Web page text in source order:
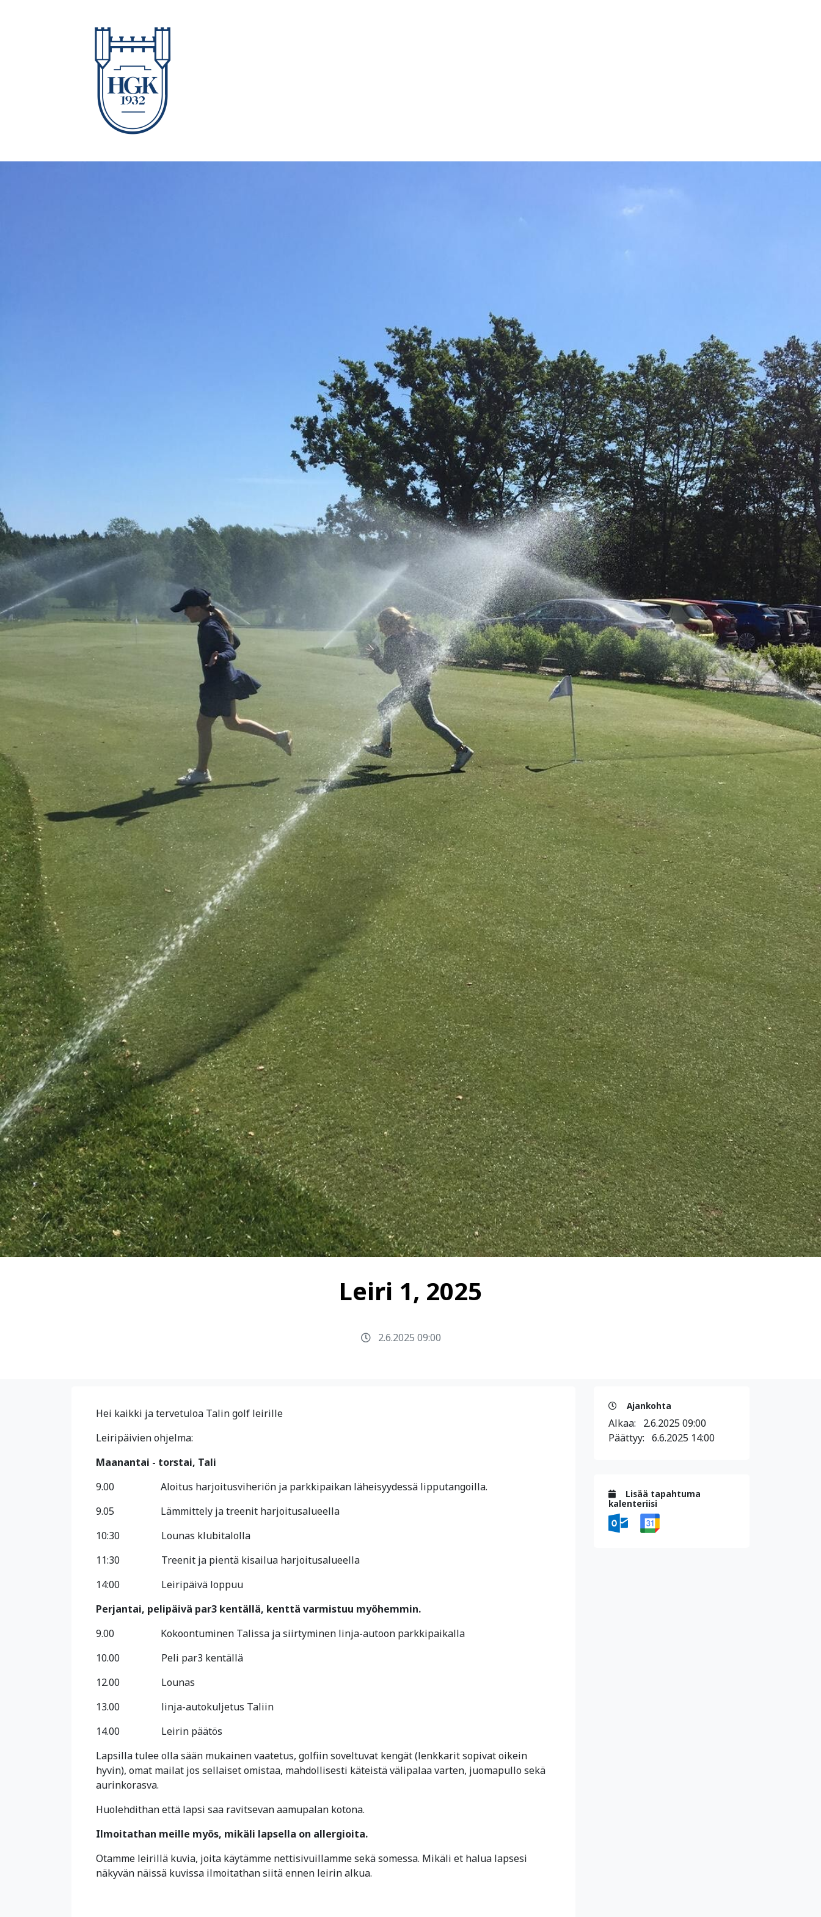
Leiri 1, 2025
2.6.2025 09:00
Hei kaikki ja tervetuloa Talin golf leirille
Leiripäivien ohjelma:
Maanantai - torstai, Tali
9.00
Aloitus harjoitusviheriön ja parkkipaikan läheisyydessä lipputangoilla.
9.05
Lämmittely ja treenit harjoitusalueella
10:30
Lounas klubitalolla
11:30
Treenit ja pientä kisailua harjoitusalueella
14:00
Leiripäivä loppuu
Perjantai, pelipäivä par3 kentällä, kenttä varmistuu myöhemmin.
9.00
Kokoontuminen Talissa ja siirtyminen linja-autoon parkkipaikalla
10.00
Peli par3 kentällä
12.00
Lounas
13.00
linja-autokuljetus Taliin
14.00
Leirin päätös
Lapsilla tulee olla sään mukainen vaatetus, golfiin soveltuvat kengät (lenkkarit sopivat oikein
hyvin), omat mailat jos sellaiset omistaa, mahdollisesti käteistä välipalaa varten, juomapullo sekä
aurinkorasva.
Huolehdithan että lapsi saa ravitsevan aamupalan kotona.
Ilmoitathan meille myös, mikäli lapsella on allergioita.
Otamme leirillä kuvia, joita käytämme nettisivuillamme sekä somessa. Mikäli et halua lapsesi
näkyvän näissä kuvissa ilmoitathan siitä ennen leirin alkua.
Ajankohta
Alkaa: 2.6.2025 09:00
Päättyy: 6.6.2025 14:00
Lisää tapahtuma
kalenteriisi